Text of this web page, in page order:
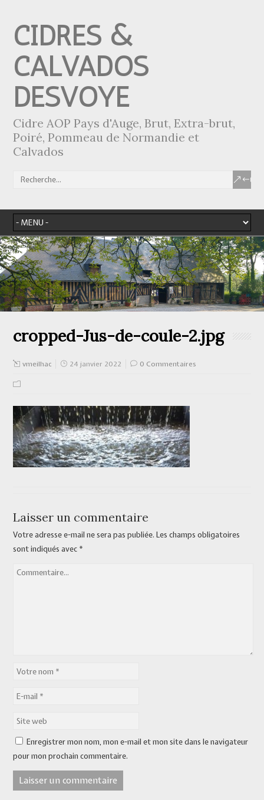
CIDRES &
CALVADOS
DESVOYE
Cidre AOP Pays d'Auge, Brut, Extra-brut,
Poiré, Pommeau de Normandie et
Calvados
cropped-Jus-de-coule-2.jpg
vmeilhac 24 janvier 2022 0 Commentaires
Laisser un commentaire
Votre adresse e-mail ne sera pas publiée. Les champs obligatoires
sont indiqués avec *
Enregistrer mon nom, mon e-mail et mon site dans le navigateur
pour mon prochain commentaire.